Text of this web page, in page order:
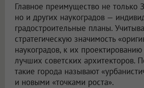
Главное преимущество не только
но и других наукоградов —
градостроительные планы.
стратегическую значимость
наукоградов, к их
лучших советских архитекторов.
такие города называют
и новыми «точками роста».